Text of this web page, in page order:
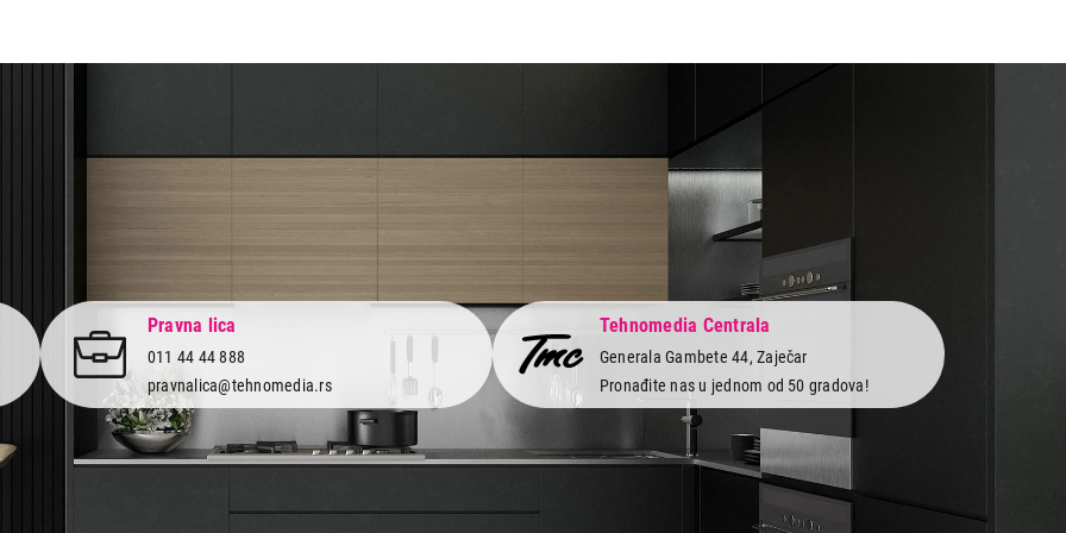
Pravna lica
011 44 44 888
pravnalica@tehnomedia.rs
Tehnomedia Centrala
Generala Gambete 44, Zaječar
Pronađite nas u jednom od 50 gradova!